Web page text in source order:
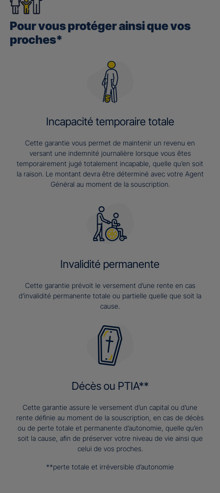
Pour vous protéger ainsi que vos
proches*
Incapacité temporaire totale
Cette garantie vous permet de maintenir un revenu en
versant une indemnité journalière lorsque vous êtes
temporairement jugé totalement incapable, quelle qu’en soit
la raison. Le montant devra être déterminé avec votre Agent
Général au moment de la souscription.
Invalidité permanente
Cette garantie prévoit le versement d’une rente en cas
d’invalidité permanente totale ou partielle quelle que soit la
cause.
Décès ou PTIA**
Cette garantie assure le versement d’un capital ou d’une
rente définie au moment de la souscription, en cas de décès
ou de perte totale et permanente d’autonomie, quelle qu’en
soit la cause, afin de préserver votre niveau de vie ainsi que
celui de vos proches.
**perte totale et irréversible d’autonomie